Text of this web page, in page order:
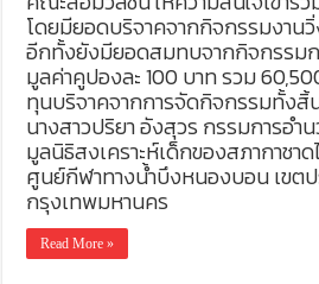
โดยมียอดบริจาคจากกิจกรรมงาน
อีกทั้งยังมียอดสมทบจากกิจกรรม
มูลค่าคูปองละ 100 บาท รวม
ทุนบริจาคจากการจัดกิจกรรมทั้งสิ้
นางสาวปริยา อังสุวร กรรมการอ
มูลนิธิสงเคราะห์เด็กของสภากาช
ศูนย์กีฬาทางน้ำบึงหนองบอน เขตป
กรุงเทพมหานคร
Read More »